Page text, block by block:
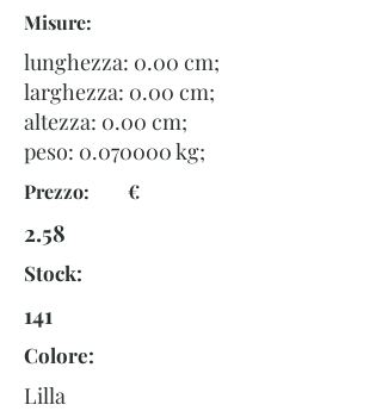
Misure:
lunghezza: 0.00 cm;
larghezza: 0.00 cm;
altezza: 0.00 cm;
peso: 0.070000kg;
Prezzo: €
2.58
Stock:
141
Colore:
Lilla